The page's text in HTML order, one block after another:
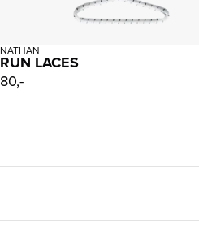
NATHAN
RUN LACES
80,-